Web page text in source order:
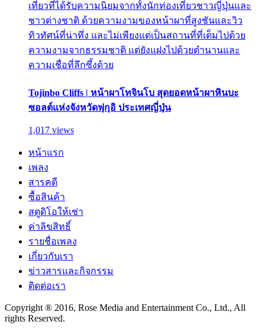
เที่ยวที่ได้รับความนิยมจากทั้งนักท่องเที่ยวชาวญี่ปุ่นและ
ชาวต่างชาติ ด้วยความงามของหน้าผาที่สูงชันและวิว
ทิวทัศน์ที่น่าทึ่ง และไม่เพียงแต่เป็นสถานที่ที่เต็มไปด้วย
ความงามจากธรรมชาติ แต่ยังแฝงไปด้วยตำนานและ
ความเชื่อที่ลึกซึ้งด้วย
Tojinbo Cliffs | หน้าผาโทจินโบ สุดยอดหน้าผาหินบะ
ซอลต์แห่งจังหวัดฟุกุอิ ประเทศญี่ปุ่น
1,017 views
หน้าแรก
เพลง
สารคดี
ซื้อสินค้า
สตูดิโอให้เช่า
ค่าลิขสิทธิ์
รายชื่อเพลง
เกี่ยวกับเรา
ข่าวสารและกิจกรรม
ติดต่อเรา
Copyright ® 2016, Rose Media and Entertainment Co., Ltd., All
rights Reserved.